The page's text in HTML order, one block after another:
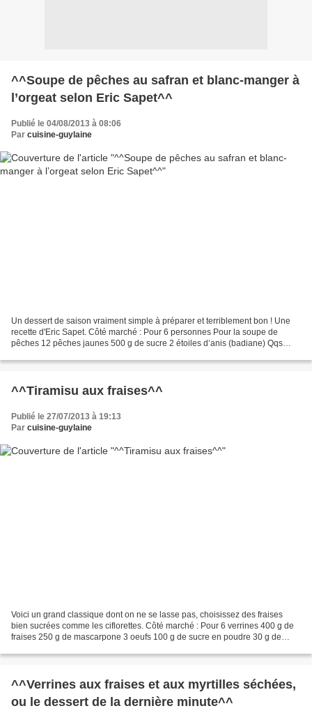
^^Soupe de pêches au safran et blanc-manger à
l’orgeat selon Eric Sapet^^
Publié le 04/08/2013 à 08:06
Par cuisine-guylaine
Un dessert de saison vraiment simple à préparer et terriblement bon ! Une
recette d'Eric Sapet. Côté marché : Pour 6 personnes Pour la soupe de
pêches 12 pêches jaunes 500 g de sucre 2 étoiles d’anis (badiane) Qqs
^^Tiramisu aux fraises^^
Publié le 27/07/2013 à 19:13
Par cuisine-guylaine
Voici un grand classique dont on ne se lasse pas, choisissez des fraises
bien sucrées comme les ciflorettes. Côté marché : Pour 6 verrines 400 g de
fraises 250 g de mascarpone 3 oeufs 100 g de sucre en poudre 30 g de
^^Verrines aux fraises et aux myrtilles séchées,
ou le dessert de la dernière minute^^